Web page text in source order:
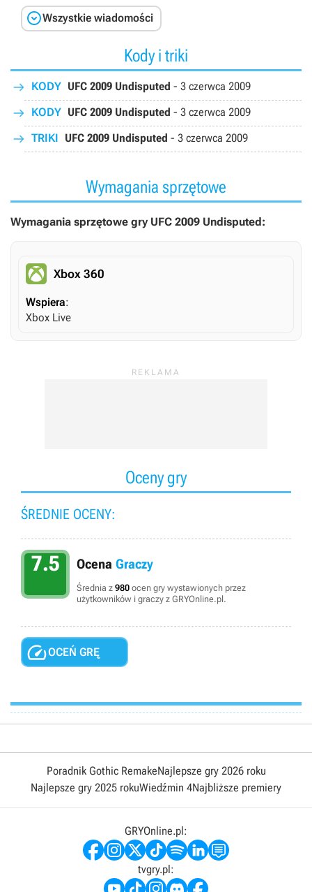
Wszystkie wiadomości
Kody i triki
KODY UFC 2009 Undisputed - 3 czerwca 2009
KODY UFC 2009 Undisputed - 3 czerwca 2009
TRIKI UFC 2009 Undisputed - 3 czerwca 2009
Wymagania sprzętowe
Wymagania sprzętowe gry UFC 2009 Undisputed:
Xbox 360
Wspiera:
Xbox Live
Oceny gry
ŚREDNIE OCENY:
7.5 Ocena Graczy
Średnia z 980 ocen gry wystawionych przez
użytkowników i graczy z GRYOnline.pl.
OCEŃ GRĘ
Poradnik Gothic RemakeNajlepsze gry 2026 roku
Najlepsze gry 2025 rokuWiedźmin 4Najbliższe premiery
GRYOnline.pl:
tvgry.pl: